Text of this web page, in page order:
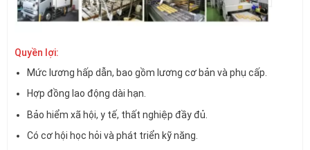
Quyền lợi:
Mức lương hấp dẫn, bao gồm lương cơ bản và phụ cấp.
Hợp đồng lao động dài hạn.
Bảo hiểm xã hội, y tế, thất nghiệp đầy đủ.
Có cơ hội học hỏi và phát triển kỹ năng.